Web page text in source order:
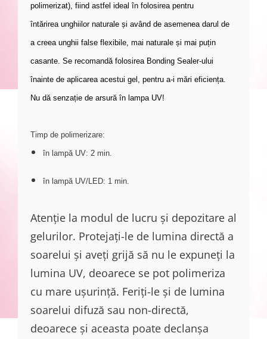
polimerizat), fiind astfel ideal în folosirea pentru
întărirea unghiil ornaturale și având de asemenea darul de
a creea unghii false flexibile, mai naturale și mai puțin
casante. Se recomandă folosirea Bonding Sealer-ul ui
înainte de aplicarea acestui gel, pentru a-i mări eficiența.
Nu dă senzație de arsură în lampa UV!
Timp de polimerizare:
în lampă UV: 2 min.
în lampă UV/LED: 1 min.
Atenție la modul de lucru și depozitare al
gelurilor. Protejați-le de lumina directă a
soarelui și aveți grijă să nu le expuneți la
lumina UV, deoarece se pot polimeriza
cu mare ușurință. Feriți-le și de lumina
soarelui difuză sau non-directă,
deoarece și aceasta poate declanșa